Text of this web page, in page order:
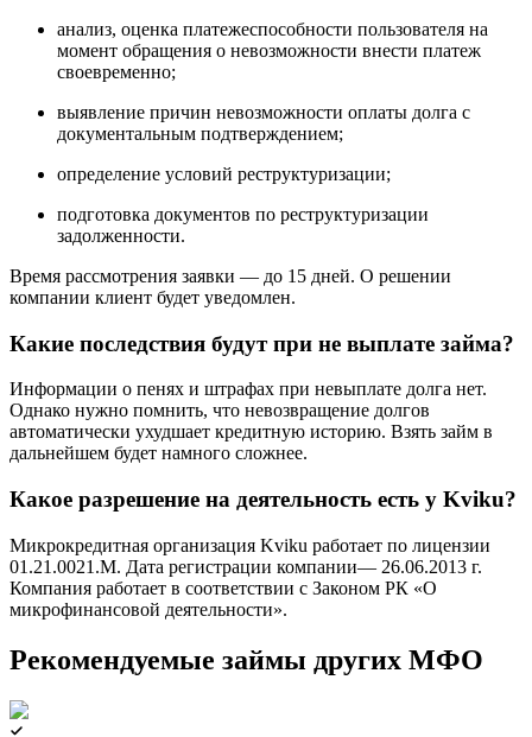
анализ, оценка платежеспособности пользователя на
момент обращения о невозможности внести платеж
своевременно;
выявление причин невозможности оплаты долга с
документальным подтверждением;
определение условий реструктуризации;
подготовка документов по реструктуризации
задолженности.
Время рассмотрения заявки — до 15 дней. О решении
компании клиент будет уведомлен.
Какие последствия будут при не выплате займа?
Информации о пенях и штрафах при невыплате долга нет.
Однако нужно помнить, что невозвращение долгов
автоматически ухудшает кредитную историю. Взять займ в
дальнейшем будет намного сложнее.
Какое разрешение на деятельность есть у Kviku?
Микрокредитная организация Kviku работает по лицензии
01.21.0021.М. Дата регистрации компании— 26.06.2013 г.
Компания работает в соответствии с Законом РК «О
микрофинансовой деятельности».
Рекомендуемые займы других МФО